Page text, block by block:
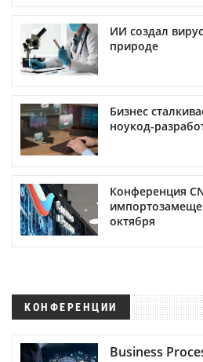
ИИ создал
природе
Бизнес
ноукод-
Конференция
октября
КОНФЕРЕНЦИИ
Business